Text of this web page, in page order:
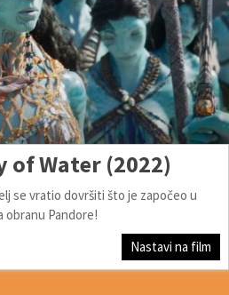
of Water (2022)
se vratio dovršiti što je započeo u
obranu Pandore!
Nastavi na film